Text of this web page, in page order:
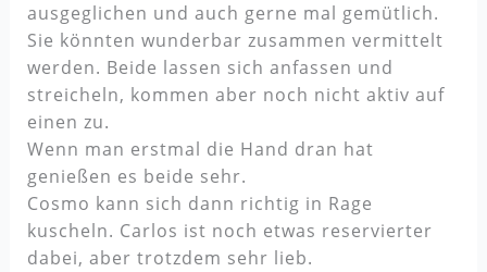
ausgeglichen und auch gerne mal gemütlich.
Sie könnten wunderbar zusammen vermittelt
werden. Beide lassen sich anfassen und
streicheln, kommen aber noch nicht aktiv auf
einen zu.
Wenn man erstmal die Hand dran hat
genießen es beide sehr.
Cosmo kann sich dann richtig in Rage
kuscheln. Carlos ist noch etwas reservierter
dabei, aber trotzdem sehr lieb.